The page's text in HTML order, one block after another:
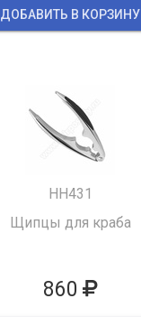
ДОБАВИТЬ В КОРЗИНУ
HH431
Щипцы для краба
860